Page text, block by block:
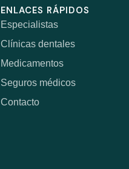
ENLACES RÁPIDOS
Especialistas
Clínicas dentales
Medicamentos
Seguros médicos
Contacto